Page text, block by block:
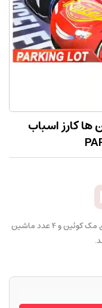
کارز اسباب
این محصول یک ست پارکینگ طبقاتی اسباب بازی مک کوئین و 4 عدد ماشین